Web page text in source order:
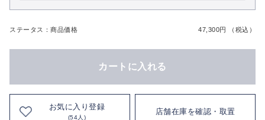
ステータス：商品価格 47,300円 （税込）
カートに入れる
お気に入り登録
(54人)
店舗在庫を確認・取置